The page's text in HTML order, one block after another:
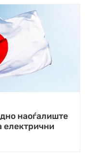
наоѓалиште
електрични